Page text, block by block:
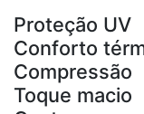
Proteção UV
Conforto
Compressão
Toque macio